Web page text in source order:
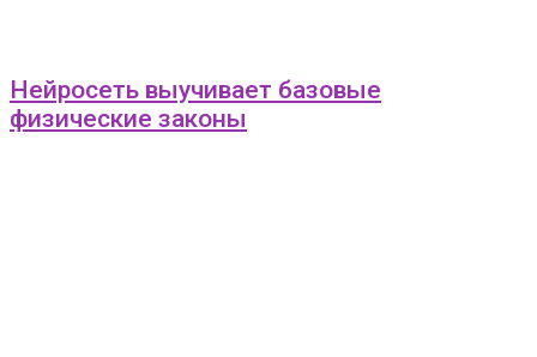
Нейросеть выучивает базовые
физические законы